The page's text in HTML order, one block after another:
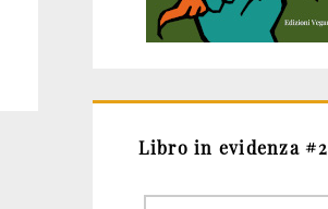
Libro in evidenza #2